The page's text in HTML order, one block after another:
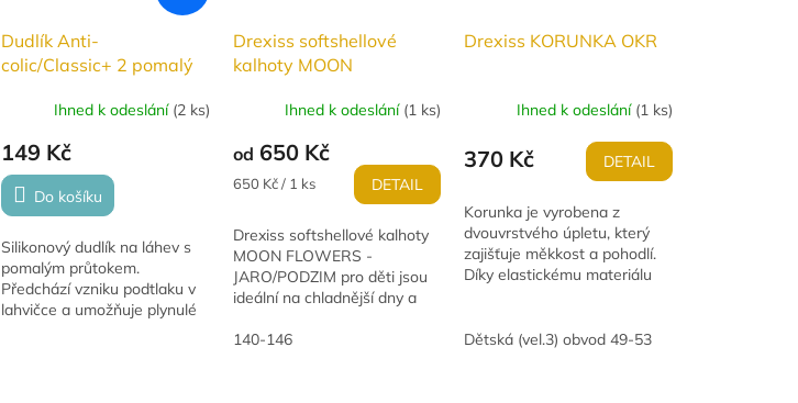
Dudlík Anti-
colic/Classic+ 2 pomalý
Ihned k odeslání (2 ks)
149 Kč
Do košíku
Silikonový dudlík na láhev s
pomalým průtokem.
Předchází vzniku podtlaku v
lahvičce a umožňuje plynulé
Drexiss softshellové
kalhoty MOON
JARO/PODZIM
Ihned k odeslání (1 ks)
od 650 Kč
Měrná
650 Kč / 1 ks DETAIL
Drexiss softshellové kalhoty
MOON FLOWERS -
JARO/PODZIM pro děti jsou
ideální na chladnější dny a
nepromokavosti,
140-146
Drexiss KORUNKA OKR
Ihned k odeslání (1 ks)
370 Kč DETAIL
Korunka je vyrobena z
dvouvrstvého úpletu, který
zajišťuje měkkost a pohodlí.
Díky elastickému materiálu
ohledem na maximální...
Dětská (vel.3) obvod 49-53